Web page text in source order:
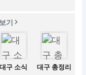
기
대구 소식 대구 총정리